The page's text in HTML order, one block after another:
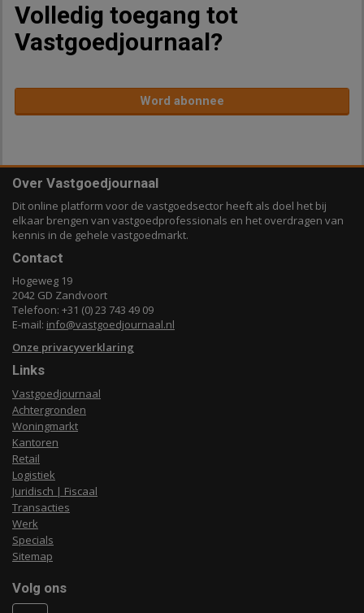
Volledig toegang tot
Vastgoedjournaal?
Word abonnee
Over Vastgoedjournaal
Dit online platform voor de vastgoedsector heeft als doel het bij
elkaar brengen van vastgoedprofessionals en het overdragen van
kennis in de gehele vastgoedmarkt.
Contact
Hogeweg 19
2042 GD Zandvoort
Telefoon: +31 (0) 23 743 49 09
E-mail: info@vastgoedjournaal.nl
Onze privacyverklaring
Links
Vastgoedjournaal
Achtergronden
Woningmarkt
Kantoren
Retail
Logistiek
Juridisch | Fiscaal
Transacties
Werk
Specials
Sitemap
Volg ons